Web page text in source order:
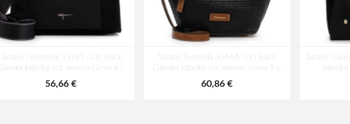
Tamaris Florentina 33761-100 Black
Dámska kabelka cez rameno čierna 6 L
56,66 €
Tamaris Fernanda 33664-100 Black
Dámska kabelka cez rameno čierna 9 L
60,86 €
Tamaris